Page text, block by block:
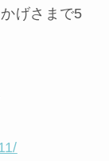
げさまで5